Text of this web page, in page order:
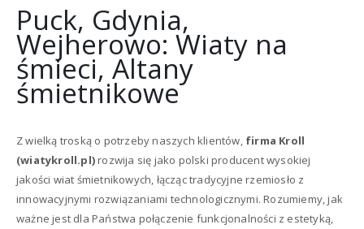
Puck, Gdynia,
Wejherowo: Wiaty na
śmieci, Altany
śmietnikowe
Z wielką troską o potrzeby naszych klientów, firma Kroll
(wiatykroll.pl)rozwija się jako polski producent wysokiej
jakości wiat śmietnikowych, łącząc tradycyjne rzemiosło z
innowacyjnymi rozwiązaniami technologicznymi. Rozumiemy, jak
ważne jest dla Państwa połączenie funkcjonalności z estetyką,